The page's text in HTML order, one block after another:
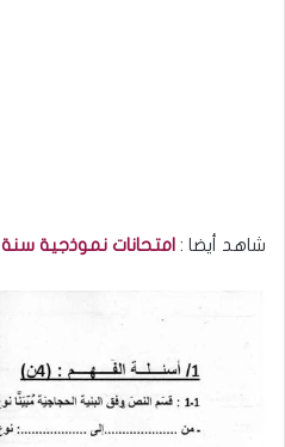
شاهد أيضا : امتحانات نموذجية سنة 9 اساسي الثلاثي الثاني